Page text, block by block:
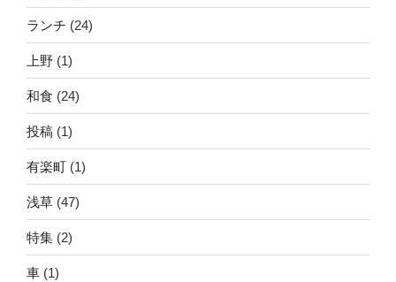
ランチ (24)
上野 (1)
和食 (24)
投稿 (1)
有楽町 (1)
浅草 (47)
特集 (2)
車 (1)